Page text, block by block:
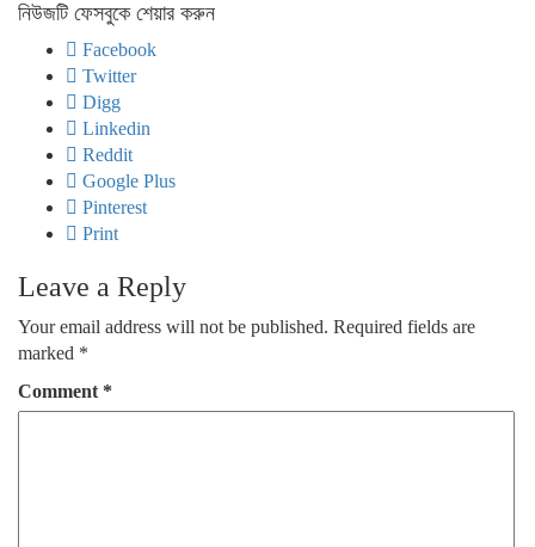
নিউজটি ফেসবুকে শেয়ার করুন
Facebook
Twitter
Digg
Linkedin
Reddit
Google Plus
Pinterest
Print
Leave a Reply
Your email address will not be published. Required fields are
marked *
Comment *